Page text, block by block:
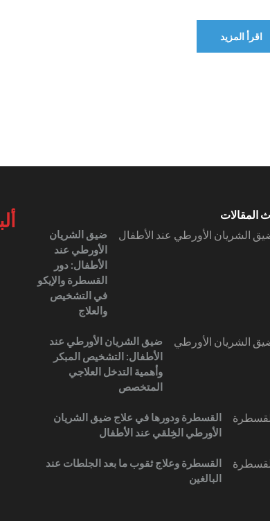
اقرأ المزيد
المقالات
ضيق الشريان
الأورطي عند
الأطفال: دور
القسطرة والإيكو
في التشخيص
والعلاج
ضيق الشريان الأورطي عند
الأطفال: التشخيص المبكر
وأهمية التدخل العلاجي
المتخصص
القسطرة ودورها في علاج ضيق الشريان
الأورطي الخِلقي عند الأطفال
القسطرة وعلاج ثقوب ما بعد الجلطات عند
البالغين